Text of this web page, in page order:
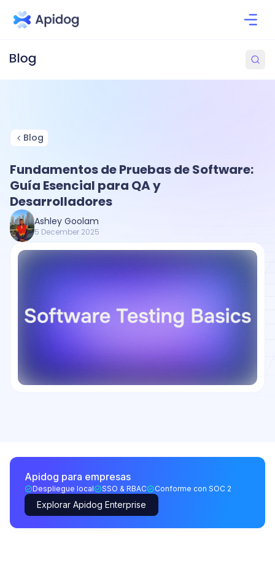
Blog
Fundamentos de Pruebas de Software:
Guía Esencial para QA y
Desarrolladores
Ashley Goolam
5 December 2025
Apidog para empresas
Despliegue local SSO & RBAC Conforme con SOC 2
Explorar Apidog Enterprise